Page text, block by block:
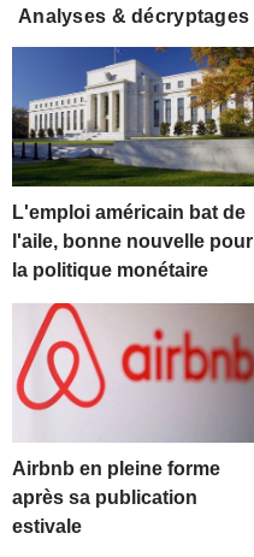
Analyses & décryptages
L'emploi américain bat de
l'aile, bonne nouvelle pour
la politique monétaire
Airbnb en pleine forme
après sa publication
estivale